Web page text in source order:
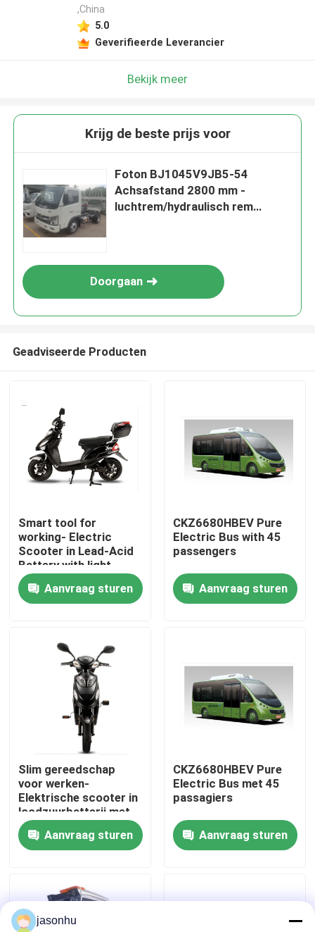
Thuis
Producten
Fabrieksreis
Kwaliteitscontrole
Contacteer ons
Vraag een offerte aan
gebruikte auto's
Grote Elektrische Auto's
,China
5.0
Geverifieerde Leverancier
Bekijk meer
Krijg de beste prijs voor
Foton BJ1045V9JB5-54
Achsafstand 2800 mm -
luchtrem/hydraulisch rem
Doorgaan
Geadviseerde Producten
Smart tool for
working- Electric
Scooter in Lead-Acid
Battery with light
weight
Aanvraag sturen
CKZ6680HBEV Pure
Electric Bus with 45
passengers
Aanvraag sturen
Slim gereedschap
voor werken-
Elektrische scooter in
loodzuurbatterij met
licht gewicht
Aanvraag sturen
CKZ6680HBEV Pure
Electric Bus met 45
passagiers
Aanvraag sturen
jasonhu